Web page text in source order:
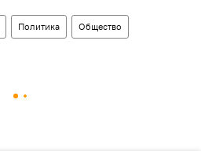
Политика Общество